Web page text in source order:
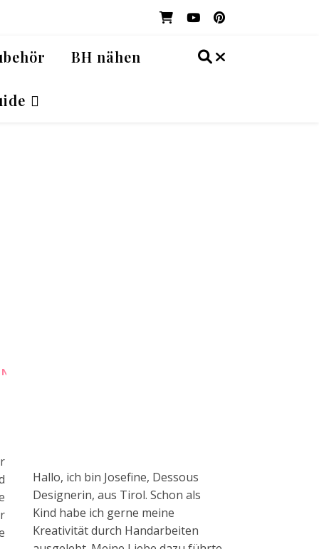
BH nähen
Hallo, ich bin Josefine, Dessous
Designerin, aus Tirol. Schon als
Kind habe ich gerne meine
Kreativität durch Handarbeiten